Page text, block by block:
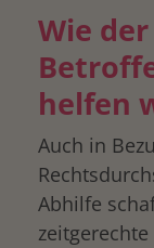
Wie
helfen
Auch in
Abhilfe